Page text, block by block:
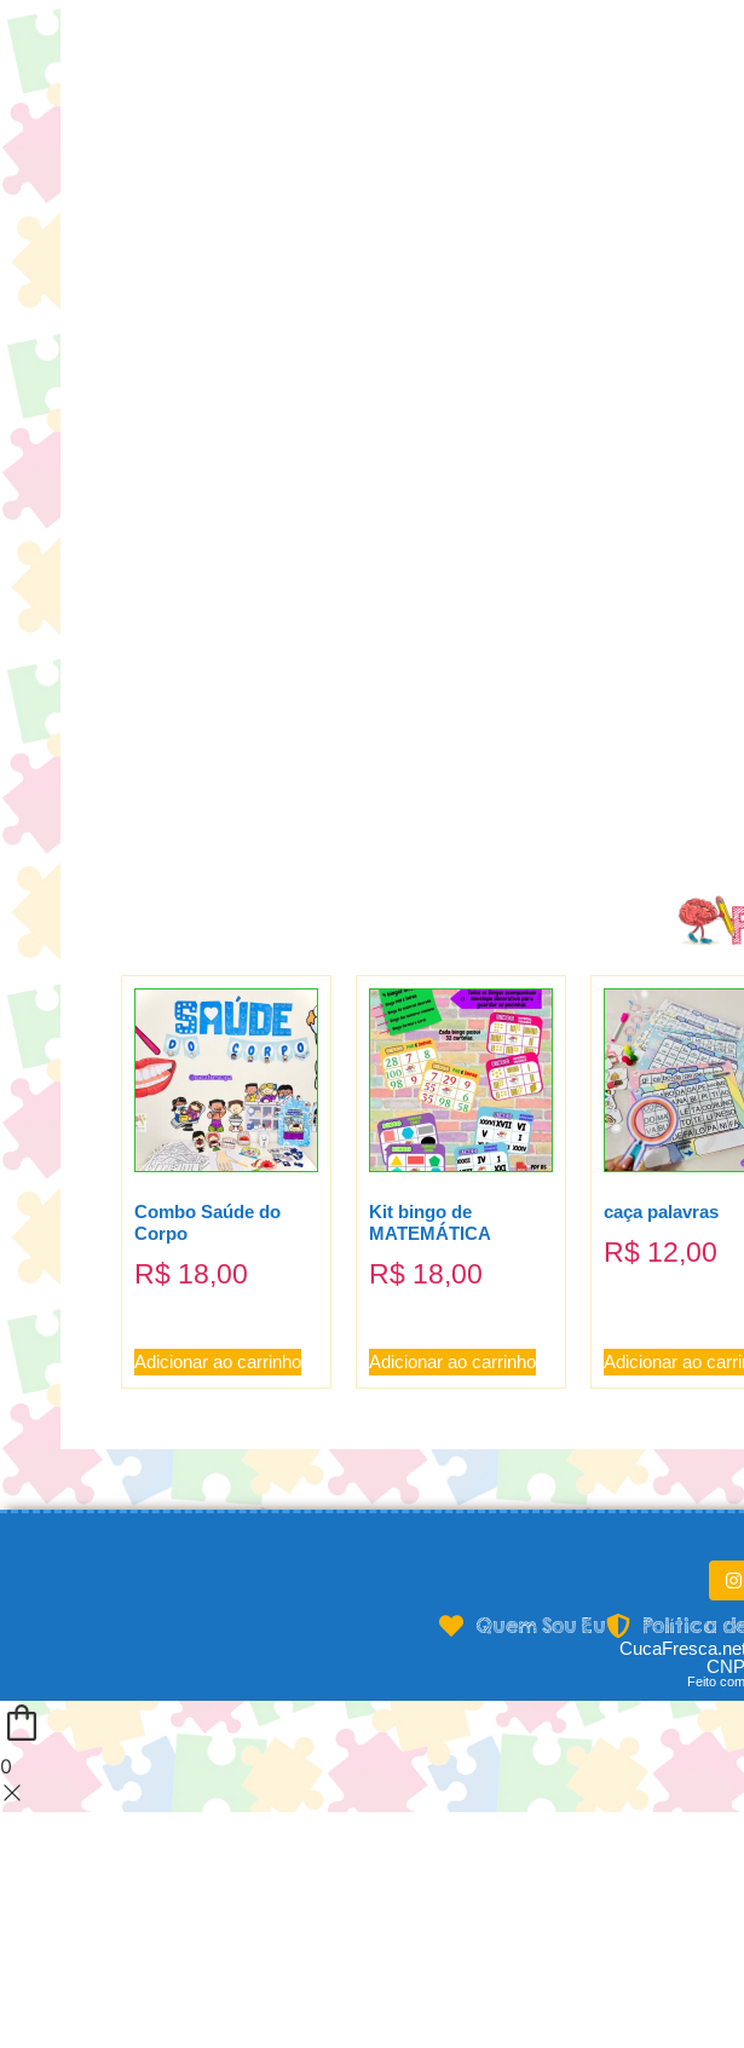
Combo Saúde do
Corpo
R$ 18,00
Adicionar ao carrinho
Kit bingo de
MATEMÁTICA
R$ 18,00
Adicionar ao carrinho
caça palavras
R$ 12,00
Adicionar ao
Quem Sou Eu Política
Feito
0